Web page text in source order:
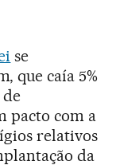
se
que caía 5%
pacto com a
relativos
da